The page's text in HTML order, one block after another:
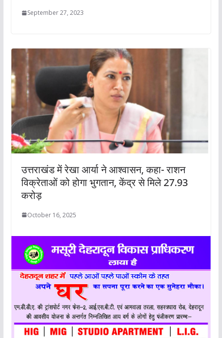
September 27, 2023
उत्तराखंड में रेखा आर्या ने आश्वासन, कहा- राशन
विक्रेताओं को होगा भुगतान, केंद्र से मिले 27.93
करोड़
October 16, 2025